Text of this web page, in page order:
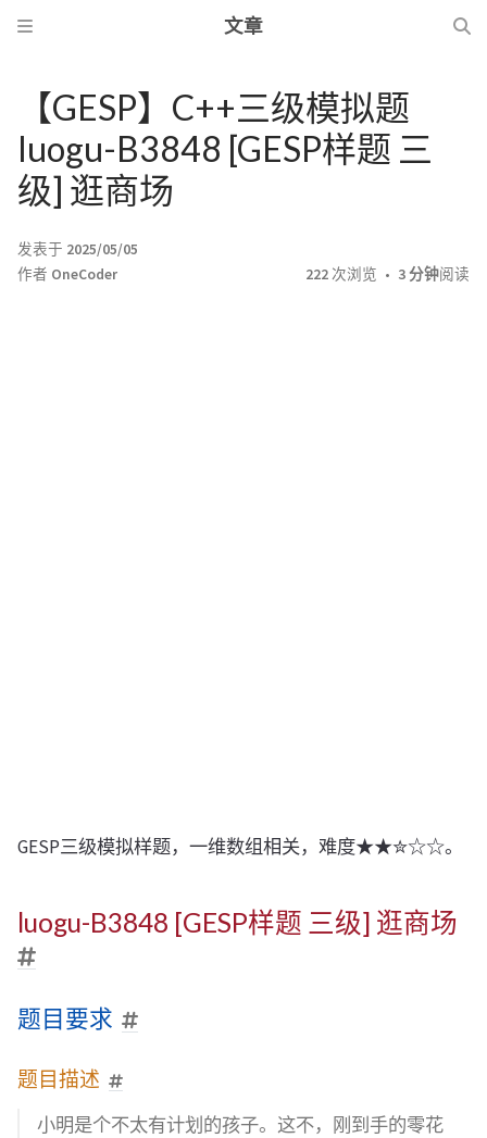
文章
【GESP】C++三级模拟题
luogu-B3848 [GESP样题 三
级] 逛商场
发表于 2025/05/05
作者 OneCoder 222次浏览 3 分钟阅读
GESP三级模拟样题，一维数组相关，难度★★✮☆☆。
luogu-B3848 [GESP样题 三级] 逛商场
题目要求
题目描述
小明是个不太有计划的孩子。这不，刚到手的零花